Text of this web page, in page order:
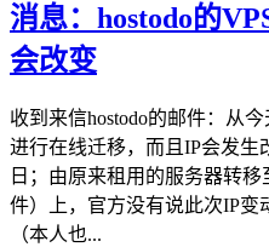
消息：hostodo的
会改变
收到来信hostodo的邮件：从
进行在线迁移，而且IP会发生
日；由原来租用的服务器转
件）上，官方没有说此次IP变
（本人也...